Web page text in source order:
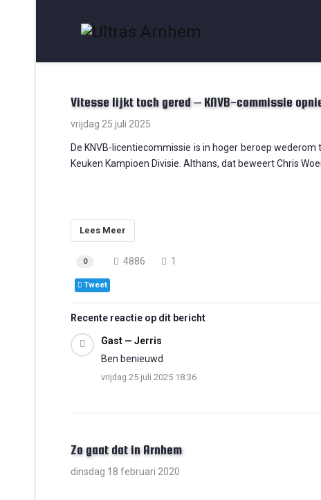
Vitesse lijkt toch gered – KNVB-commissie
vrijdag 25 juli 2025
De KNVB-licentiecommissie is in hoger beroep
Keuken Kampioen Divisie. Althans, dat beweert Chris
Lees Meer
0 4886 1
Tweet
Recente reactie op dit bericht
Gast — Jerris
Ben benieuwd
vrijdag 25 juli 2025 18:36
Zo gaat dat in Arnhem
dinsdag 18 februari 2020